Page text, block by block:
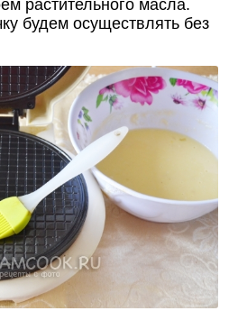
растительного масла.
будем осуществлять без